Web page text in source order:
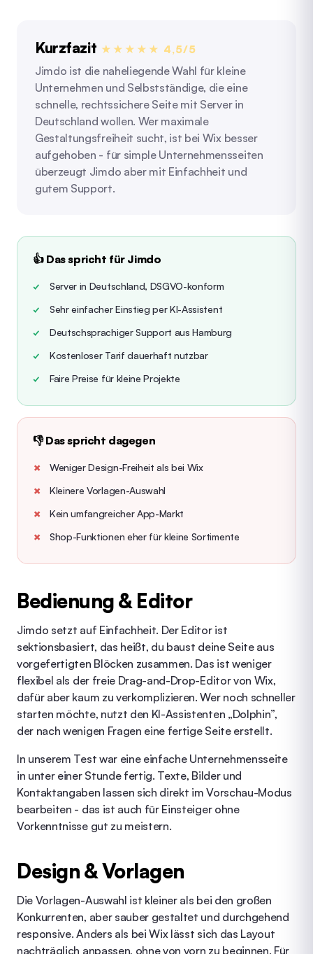
Kurzfazit ★★★★★ 4,5/5
Jimdo ist die naheliegende Wahl für kleine
Unternehmen und Selbstständige, die eine
schnelle, rechtssichere Seite mit Server in
Deutschland wollen. Wer maximale
Gestaltungsfreiheit sucht, ist bei Wix besser
aufgehoben - für simple Unternehmensseiten
überzeugt Jimdo aber mit Einfachheit und
gutem Support.
👍 Das spricht für Jimdo
Server in Deutschland, DSGVO-konform
Sehr einfacher Einstieg per KI-Assistent
Deutschsprachiger Support aus Hamburg
Kostenloser Tarif dauerhaft nutzbar
Faire Preise für kleine Projekte
👎 Das spricht dagegen
Weniger Design-Freiheit als bei Wix
Kleinere Vorlagen-Auswahl
Kein umfangreicher App-Markt
Shop-Funktionen eher für kleine Sortimente
Bedienung & Editor
Jimdo setzt auf Einfachheit. Der Editor ist
sektionsbasiert, das heißt, du baust deine Seite aus
vorgefertigten Blöcken zusammen. Das ist weniger
flexibel als der freie Drag-and-Drop-Editor von Wix,
dafür aber kaum zu verkomplizieren. Wer noch schneller
starten möchte, nutzt den KI-Assistenten „Dolphin”,
der nach wenigen Fragen eine fertige Seite erstellt.
In unserem Test war eine einfache Unternehmensseite
in unter einer Stunde fertig. Texte, Bilder und
Kontaktangaben lassen sich direkt im Vorschau-Modus
bearbeiten - das ist auch für Einsteiger ohne
Vorkenntnisse gut zu meistern.
Design & Vorlagen
Die Vorlagen-Auswahl ist kleiner als bei den großen
Konkurrenten, aber sauber gestaltet und durchgehend
responsive. Anders als bei Wix lässt sich das Layout
nachträglich anpassen, ohne von vorn zu beginnen. Für